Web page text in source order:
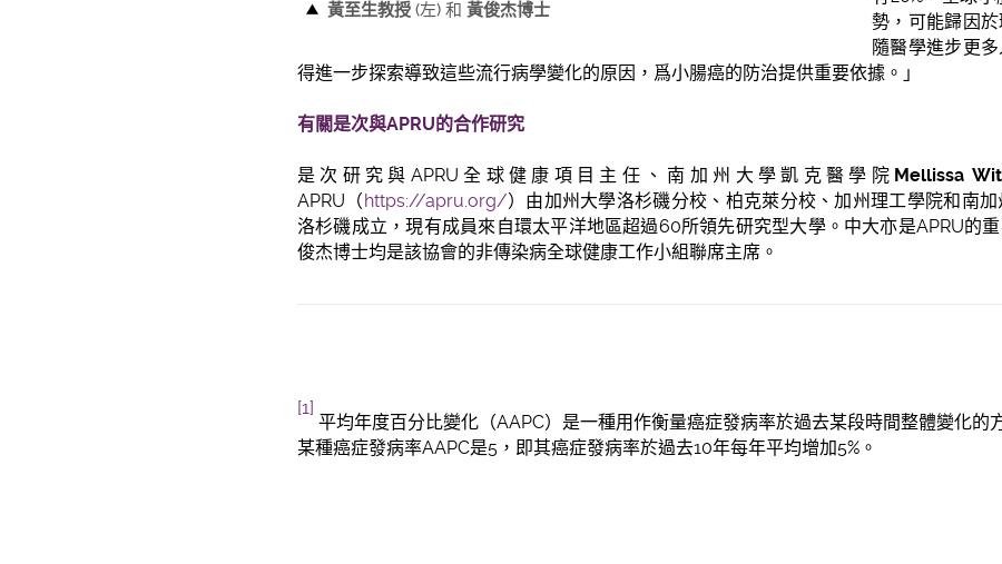
黃至生教授 (左) 和 黃俊杰博士
勢，可能歸因
隨醫學進步更
得進一步探索導致這些流行病學變化的原因，爲小腸癌的防治提供重要依據。」
有關是次與APRU的合作研究
是次研究與APRU全球健康項目主任、南加州大學凱克醫學院 Mellissa
APRU（https://apru.org/）由加州大學洛杉磯分校、柏克萊分校、加州理工學院和南
洛杉磯成立，現有成員來自環太平洋地區超過60所領先研究型大學。中大亦是APRU的
俊杰博士均是該協會的非傳染病全球健康工作小組聯席主席。
[1]
平均年度百分比變化（AAPC）是一種用作衡量癌症發病率於過去某段時間整體變化的
某種癌症發病率AAPC是5，即其癌症發病率於過去10年每年平均增加5%。